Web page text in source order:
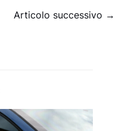
Articolo successivo →